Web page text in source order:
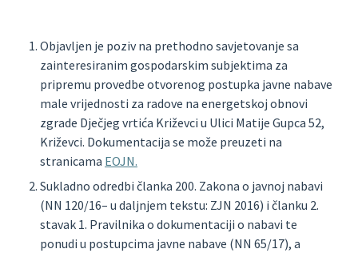
Objavljen je poziv na prethodno savjetovanje sa
zainteresiranim gospodarskim subjektima za
pripremu provedbe otvorenog postupka javne nabave
male vrijednosti za radove na energetskoj obnovi
zgrade Dječjeg vrtića Križevci u Ulici Matije Gupca 52,
Križevci. Dokumentacija se može preuzeti na
stranicama EOJN.
Sukladno odredbi članka 200. Zakona o javnoj nabavi
(NN 120/16– u daljnjem tekstu: ZJN 2016) i članku 2.
stavak 1. Pravilnika o dokumentaciji o nabavi te
ponudi u postupcima javne nabave (NN 65/17), a